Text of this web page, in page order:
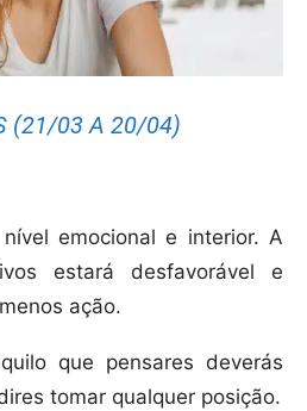
(21/03 A 20/04)
emocional e interior. A
estará desfavorável e
ação.
que pensares deverás
tomar qualquer posição.